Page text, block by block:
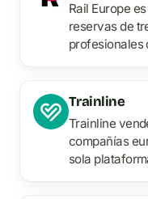
Rail Europe
reservas de
profesionales
Trainline
Trainline
compañías
sola